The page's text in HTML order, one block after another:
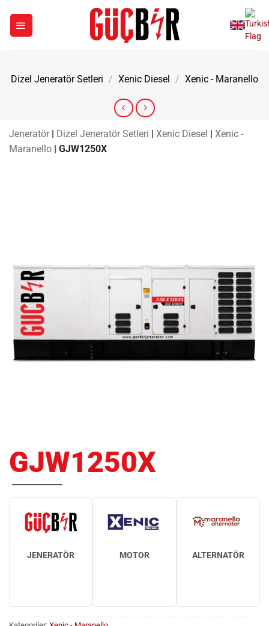
Dizel Jeneratör Setleri / Xenic Diesel / Xenic - Maranello
Jeneratör | Dizel Jeneratör Setleri | Xenic Diesel | Xenic -
Maranello | GJW1250X
GJW1250X
JENERATÖR MOTOR ALTERNATÖR